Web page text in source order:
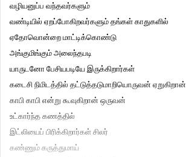
வழியனுப்ப வந்தவர்களும்
வண்டியில் ஏறப்போகிறவர்களும் தங்கள் காதுகளில்
ஏதோவொன்றை மாட்டிக்கொண்டு
அங்குமிங்கும் அலைந்தபடி
யாருடனோ பேசியபடியே இருக்கிறார்கள்
கடைசி நிமிடத்தில் தட்டுத்தடுமாறியொருவன் ஏறுகிறான்
காபி காபி என்று கூவுகிறான் ஒருவன்
உட்கார்ந்த கணத்தில்
இட்லியைப் பிரிக்கிறார்கள் சிலர்
கண்ணும் கருத்துமாய்